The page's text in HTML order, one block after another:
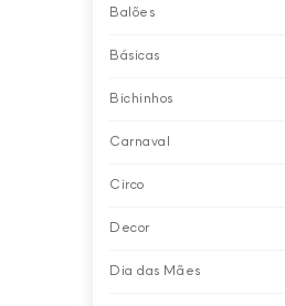
Balões
Básicas
Bichinhos
Carnaval
Circo
Decor
Dia das Mães